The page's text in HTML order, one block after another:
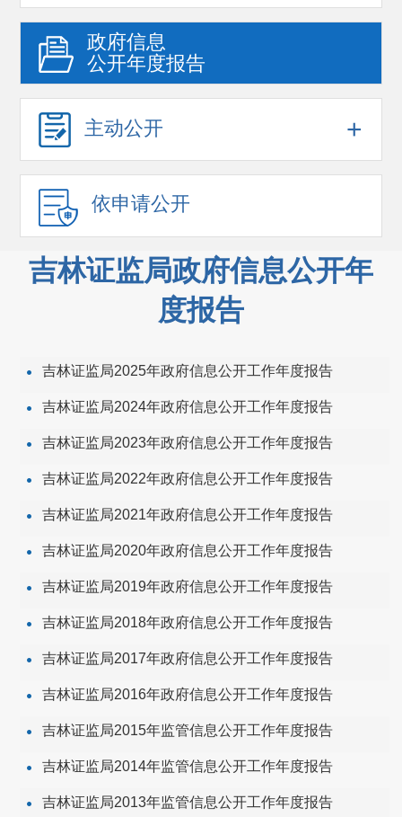
政府信息
公开年度报告
主动公开 +
依申请公开
吉林证监局政府信息公开年
度报告
吉林证监局2025年政府信息公开工作年度报告
吉林证监局2024年政府信息公开工作年度报告
吉林证监局2023年政府信息公开工作年度报告
吉林证监局2022年政府信息公开工作年度报告
吉林证监局2021年政府信息公开工作年度报告
吉林证监局2020年政府信息公开工作年度报告
吉林证监局2019年政府信息公开工作年度报告
吉林证监局2018年政府信息公开工作年度报告
吉林证监局2017年政府信息公开工作年度报告
吉林证监局2016年政府信息公开工作年度报告
吉林证监局2015年监管信息公开工作年度报告
吉林证监局2014年监管信息公开工作年度报告
吉林证监局2013年监管信息公开工作年度报告